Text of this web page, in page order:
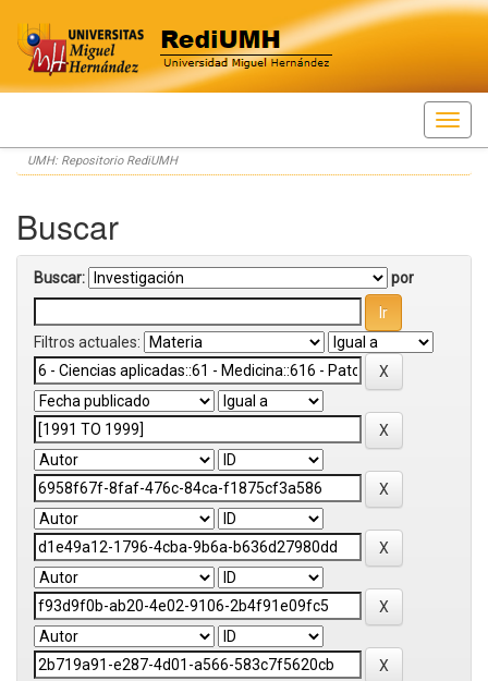
Skip
navigation
UMH: Repositorio RediUMH
Buscar
Buscar: por
Filtros actuales: